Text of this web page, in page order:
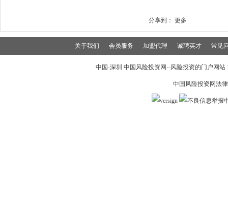
分享到： 更多
关于我们 会员服务 加盟代理 诚聘英才 常见
中国-深圳 中国风险投资网--风险投资的门户网
中国风险投资网法